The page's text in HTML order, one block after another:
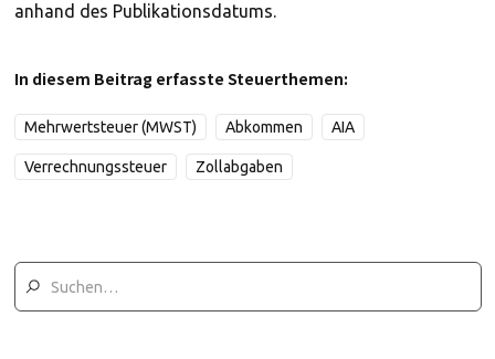
anhand des Publikationsdatums.
In diesem Beitrag erfasste Steuerthemen:
Mehrwertsteuer (MWST) Abkommen AIA
Verrechnungssteuer Zollabgaben